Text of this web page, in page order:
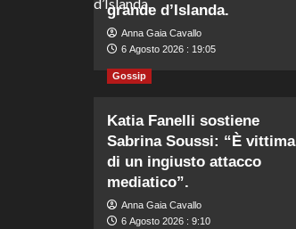
grande d’Islanda.
Anna Gaia Cavallo
6 Agosto 2026 : 19:05
Gossip
Katia Fanelli sostiene
Sabrina Soussi: “È vittima
di un ingiusto attacco
mediatico”.
Anna Gaia Cavallo
6 Agosto 2026 : 9:10